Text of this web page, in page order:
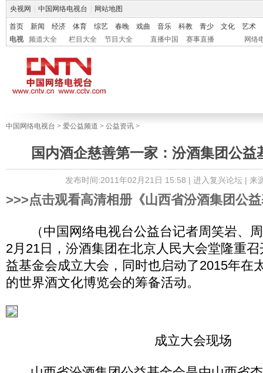
央视网 中国网络电视台 网站地图
首页 新闻 经济 体育 综艺 春晚 戏曲 音乐 科教 青少 文化
艺术
电视
频道大全 栏目大全 节目大全 直播中国 赛事直播 网络
中国网络电视台 > 爱公益频道 > 公益资讯 >
国内酒企慈善第一家：汾酒集团公益
发布时间:2011年02月21日 15:58 | 进入复兴论坛| 来
>>>点击观看高清相册《山西省汾酒集团公
（中国网络电视台公益台记者周笑岩、周
2月21日，汾酒集团在北京人民大会堂隆重
益基金会成立大会，同时也启动了2015年在
的世界酒文化博览会的筹备活动。
成立大会现场